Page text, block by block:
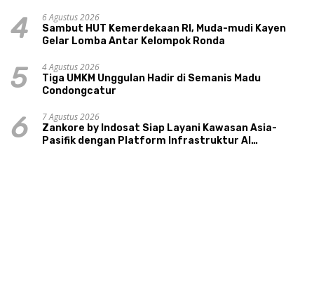
4
6 Agustus 2026
Sambut HUT Kemerdekaan RI, Muda-mudi Kayen
Gelar Lomba Antar Kelompok Ronda
5
4 Agustus 2026
Tiga UMKM Unggulan Hadir di Semanis Madu
Condongcatur
6
7 Agustus 2026
Zankore by Indosat Siap Layani Kawasan Asia-
Pasifik dengan Platform Infrastruktur AI